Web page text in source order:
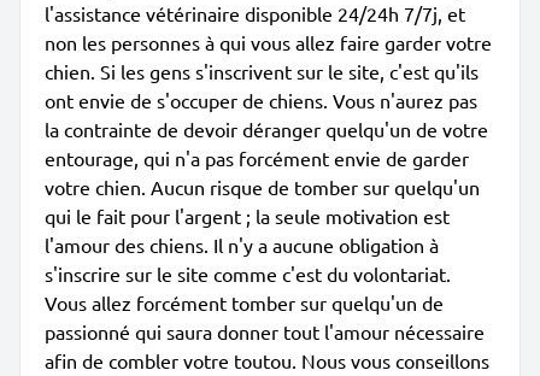
l'assistance vétérinaire disponible 24/24h 7/7j, et
non les personnes à qui vous allez faire garder votre
chien. Si les gens s'inscrivent sur le site, c'est qu'ils
ont envie de s'occuper de chiens. Vous n'aurez pas
la contrainte de devoir déranger quelqu'un de votre
entourage, qui n'a pas forcément envie de garder
votre chien. Aucun risque de tomber sur quelqu'un
qui le fait pour l'argent ; la seule motivation est
l'amour des chiens. Il n'y a aucune obligation à
s'inscrire sur le site comme c'est du volontariat.
Vous allez forcément tomber sur quelqu'un de
passionné qui saura donner tout l'amour nécessaire
afin de combler votre toutou. Nous vous conseillons